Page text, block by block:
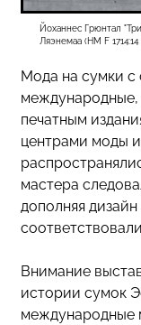
Йоханнес Грюнтал
Ляэнемаа (HM F 1714:14
Мода на сумки с
международные,
печатным
центрами моды
мастера
дополняя
Внимание
истории сумок
международные